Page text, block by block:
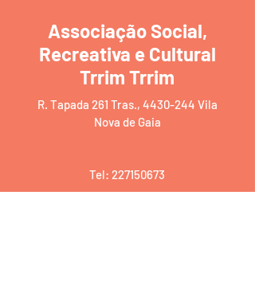
Associação Social,
Recreativa e Cultural
Trrim Trrim
R. Tapada 261 Tras., 4430-244 Vila
Nova de Gaia
Tel: 227150673